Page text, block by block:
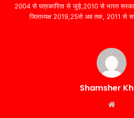
2004 से पत्रकारिता से जुड़े,2010 से भारत
जिलाध्यक्ष 2019,25से अब तक, 2011 से
Shamsher